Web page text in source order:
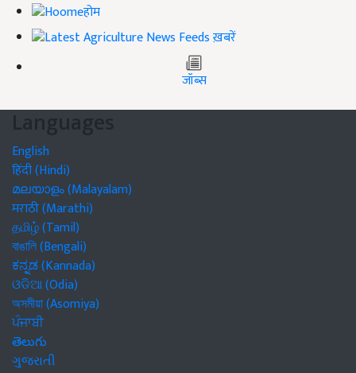
होम
ख़बरें
जॉब्स
Languages
English
हिंदी (Hindi)
മലയാളം (Malayalam)
मराठी (Marathi)
தமிழ் (Tamil)
বাঙালি (Bengali)
ಕನ್ನಡ (Kannada)
ଓଡିଆ (Odia)
অসমীয়া (Asomiya)
ਪੰਜਾਬੀ
తెలుగు
ગુજરાતી